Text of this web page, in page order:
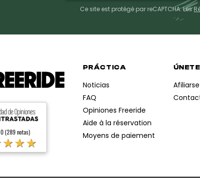
Ce site est protégé par reCAPTCHA. Les
(289 notas)
PRÁCTICA
Noticias
FAQ
Opiniones Freeride
Aide à la réservation
Moyens de paiement
Afiliarse